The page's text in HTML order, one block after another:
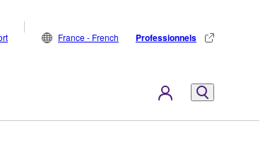
France - French Professionnels